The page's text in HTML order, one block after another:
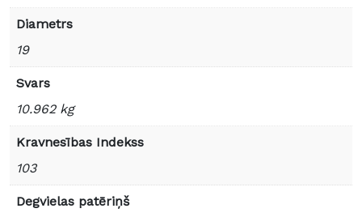
Diametrs
19
Svars
10.962 kg
Kravnesības Indekss
103
Degvielas patēriņš